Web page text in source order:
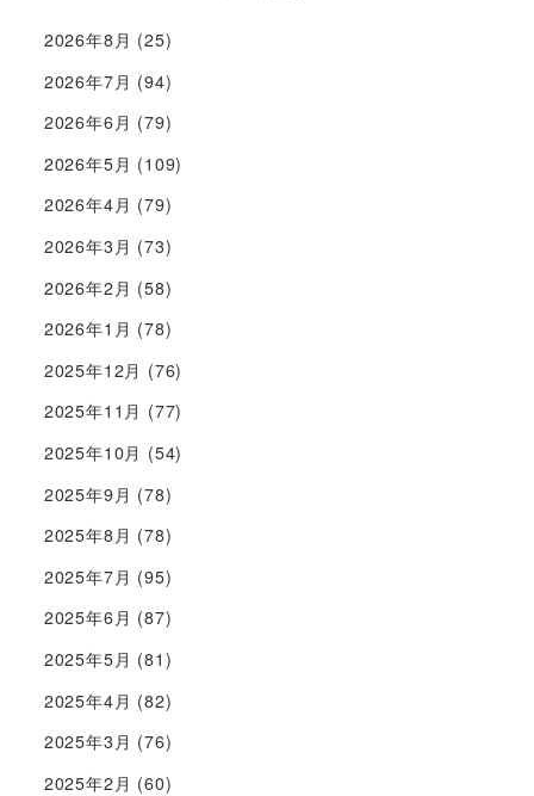
2026年8月 (25)
2026年7月 (94)
2026年6月 (79)
2026年5月 (109)
2026年4月 (79)
2026年3月 (73)
2026年2月 (58)
2026年1月 (78)
2025年12月 (76)
2025年11月 (77)
2025年10月 (54)
2025年9月 (78)
2025年8月 (78)
2025年7月 (95)
2025年6月 (87)
2025年5月 (81)
2025年4月 (82)
2025年3月 (76)
2025年2月 (60)